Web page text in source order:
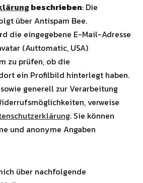
beschrieben: Die
über Antispam Bee.
die eingegebene E-Mail-Adresse
(Auttomatic, USA)
zu prüfen, ob die
ein Profilbild hinterlegt haben.
generell zur Verarbeitung
verweise
. Sie können
und anonyme Angaben
über nachfolgende